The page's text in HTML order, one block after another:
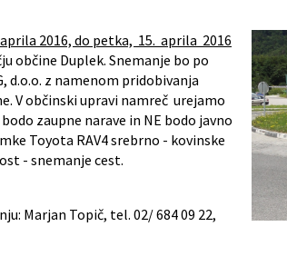
aprila 2016, do petka, 15. aprila 2016
občine Duplek. Snemanje bo po
d.o.o. z namenom pridobivanja
V občinski upravi namreč urejamo
zaupne narave in NE bodo javno
Toyota RAV4 srebrno - kovinske
- snemanje cest.
Marjan Topič, tel. 02/ 684 09 22,